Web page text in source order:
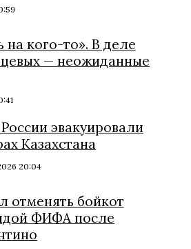
на кого-то». В деле
— неожиданные
эвакуировали
Казахстана
20:04
отменять бойкот
ФИФА после